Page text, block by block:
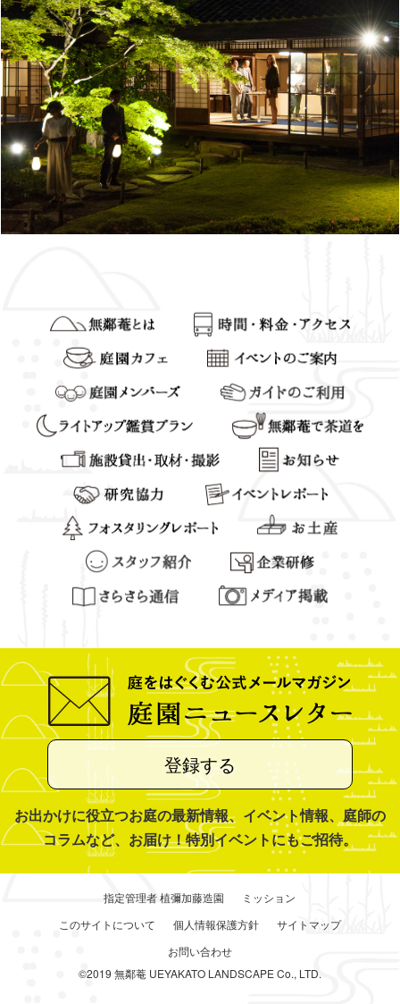
登録する
お出かけに役立つお庭の最新情報、イベント情報、庭師の
コラムなど、お届け！特別イベントにもご招待。
指定管理者 植彌加藤造園
ミッション
このサイトについて
個人情報保護方針
サイトマップ
お問い合わせ
©2019 無鄰菴 UEYAKATO LANDSCAPE Co., LTD.